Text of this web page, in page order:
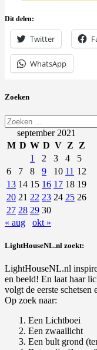
Dit delen:
Twitter
WhatsApp
Zoeken
Zoeken
naar:september 2021
M D W D V Z
Z
1
2 3 4
5
6
7 8 9 10 11 12
13 14 15 16 17 18 19
20 21 22 23 24 25 26
27 28 29 30
« aug
okt »
LightHouseNL.nl zoekt:
LightHouseNL.nl
en beeld! En laat haar
volgt de eerste schetsen
Op zoek naar:
Een Lichtboei
Een zwaailicht
Een bult grond